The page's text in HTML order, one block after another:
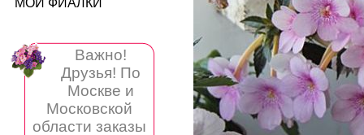
МОИ ФИАЛКИ
Важно!
Друзья! По
Москве и
Московской
области заказы